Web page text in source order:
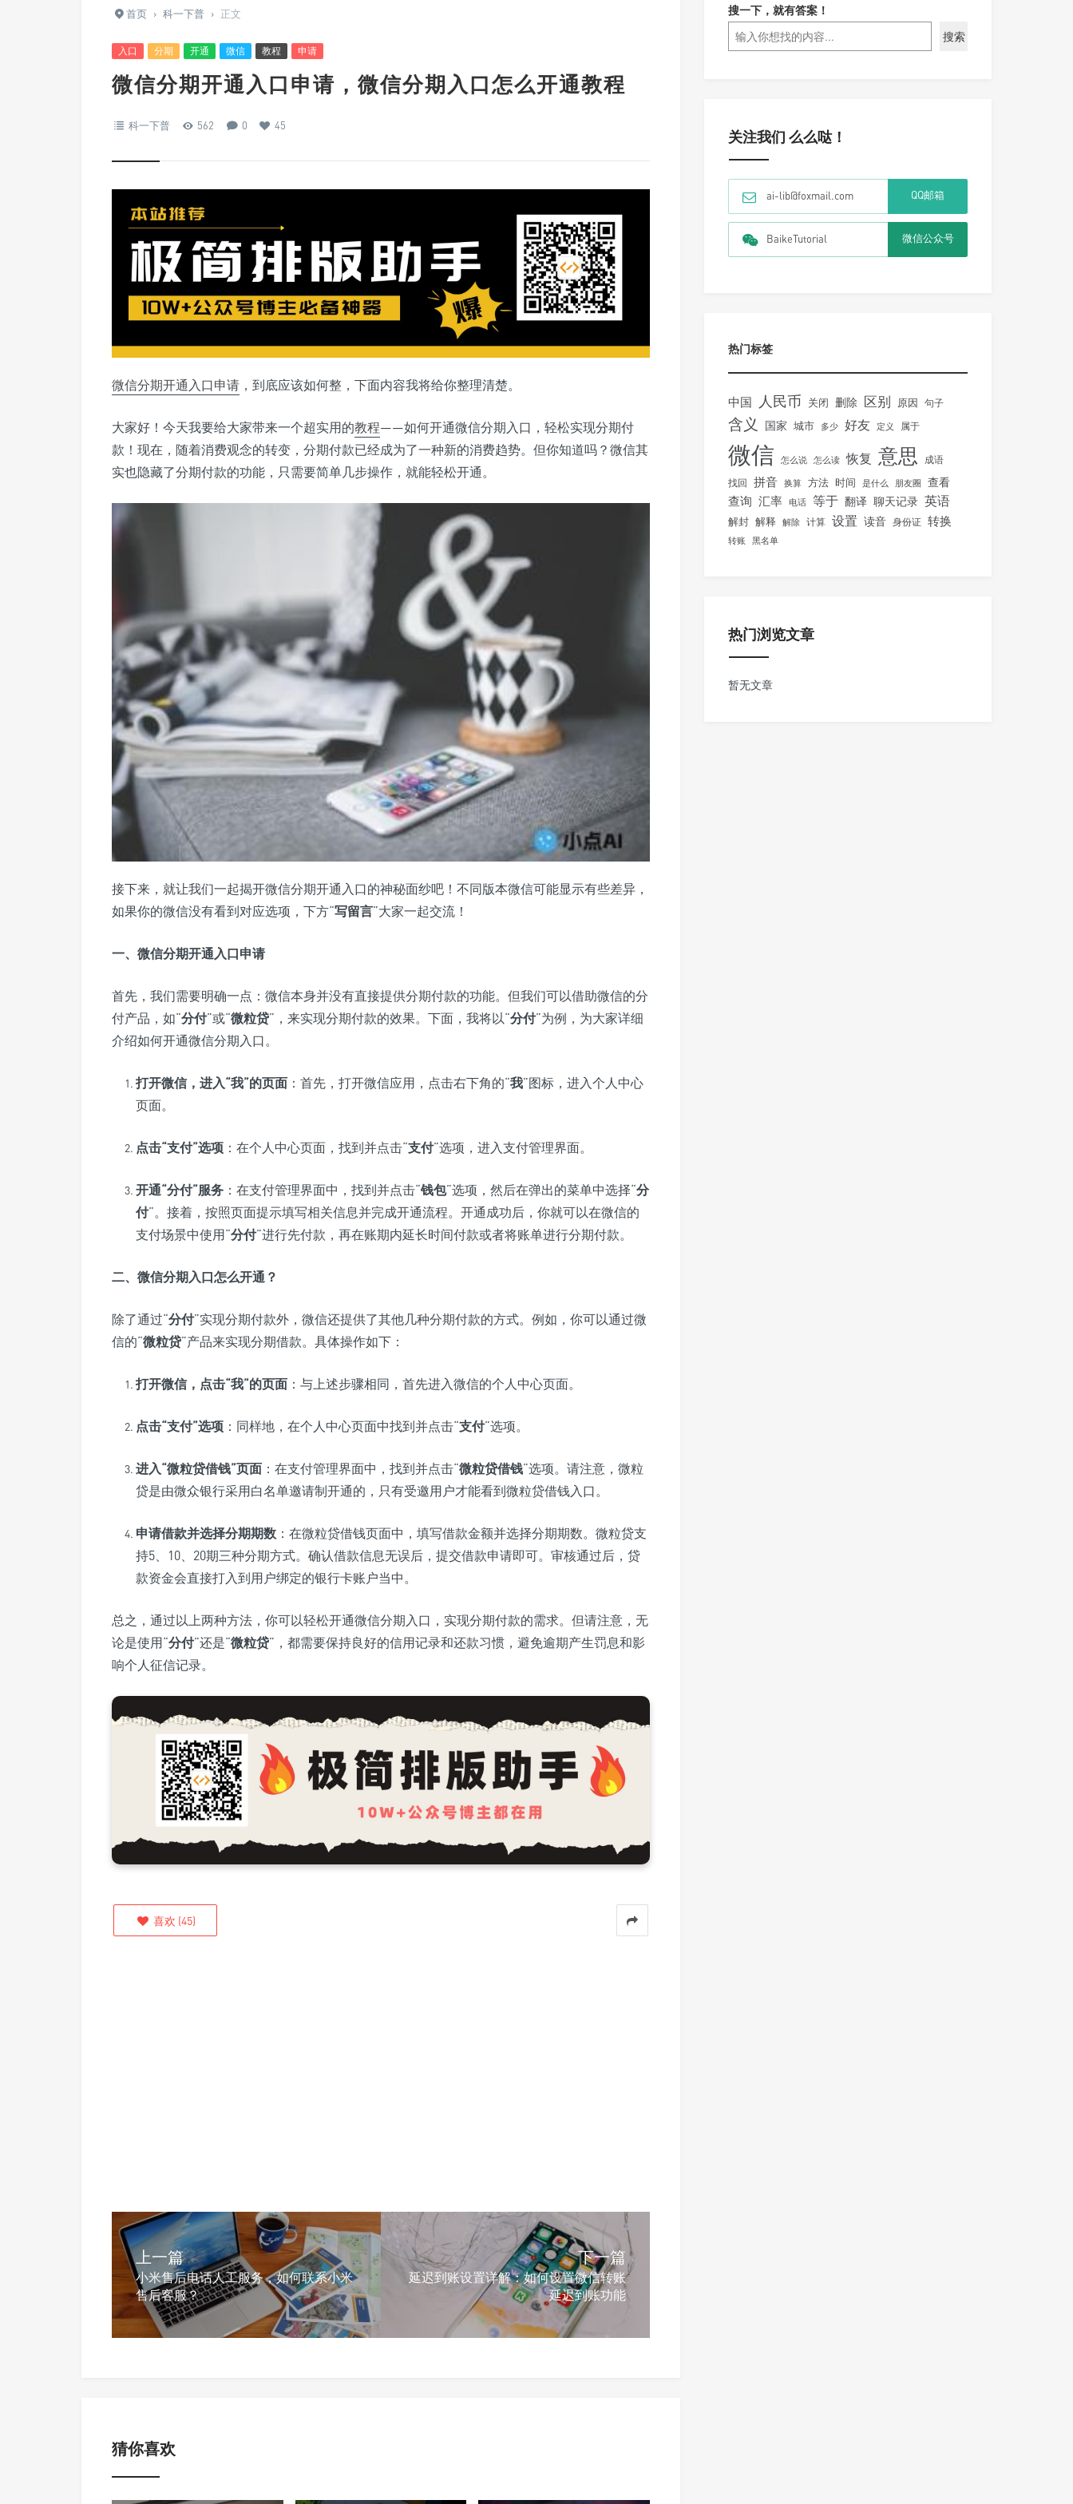
首页 › 科一下普 › 正文
入口 分期 开通 微信 教程 申请
微信分期开通入口申请，微信分期入口怎么开通教程
科一下普 562 0 45
微信分期开通 入口申请 ，到底应该如何整，下面内容我将给你整理清楚。
大家好！今天我要给大家带来一个超实用的教程——如何开通微信分期入口，轻松实现分期付
款！现在，随着消费观念的转变，分期付款已经成为了一种新的消费趋势。但你知道吗？微信其
实也隐藏了分期付款的功能，只需要简单几步操作，就能轻松开通。
接下来，就让我们一起揭开微信分期开通入口的神秘面纱吧！不同版本微信可能显示有些差异，
如果你的微信没有看到对应选项，下方“写留言”大家一起交流！
一、微信分期开通入口申请
首先，我们需要明确一点：微信本身并没有直接提供分期付款的功能。但我们可以借助微信的分
付产品，如“分付”或“微粒贷”，来实现分期付款的效果。下面，我将以“分付”为例，为大家详细
介绍如何开通微信分期入口。
打开微信，进入“我”的页面 ：首先，打开微信应用，点击右下角的“我”图标，进入个人中心
页面。
点击“支付”选项 ：在个人中心页面，找到并点击“支付”选项，进入支付管理界面。
开通“分付”服务 ：在支付管理界面中，找到并点击“钱包”选项，然后在弹出的菜单中选择“分
付”。接着，按照页面提示填写相关信息并完成开通流程。开通成功后，你就可以在微信的
支付场景中使用“分付”进行先付款，再在账期内延长时间付款或者将账单进行分期付款。
二、微信分期入口怎么开通？
除了通过“分付”实现分期付款外，微信还提供了其他几种分期付款的方式。例如，你可以通过微
信的“微粒贷”产品来实现分期借款。具体操作如下：
打开微信，点击“我”的页面 ：与上述步骤相同，首先进入微信的个人中心页面。
点击“支付”选项 ：同样地，在个人中心页面中找到并点击“支付”选项。
进入“微粒贷借钱”页面 ：在支付管理界面中，找到并点击“微粒贷借钱”选项。请注意，微粒
贷是由微众银行采用白名单邀请制开通的，只有受邀用户才能看到微粒贷借钱入口。
申请借款并选择分期期数 ：在微粒贷借钱页面中，填写借款金额并选择分期期数。微粒贷支
持5、10、20期三种分期方式。确认借款信息无误后，提交借款申请即可。审核通过后，贷
款资金会直接打入到用户绑定的银行卡账户当中。
总之，通过以上两种方法，你可以轻松开通微信分期入口，实现分期付款的需求。但请注意，无
论是使用“分付”还是“微粒贷”，都需要保持良好的信用记录和还款习惯，避免逾期产生罚息和影
响个人征信记录。
喜欢 (45)
上一篇
小米售后电话人工服务，如何联系小米
售后客服？
下一篇
延迟到账设置详解：如何设置微信转账
延迟到账功能
猜你喜欢
搜一下，就有答案！
搜索
关注我们 么么哒！
ai-lib@foxmail.com QQ邮箱
BaikeTutorial 微信公众号
热门标签
中国 人民币 关闭 删除 区别 原因 句子
含义 国家 城市 多少 好友 定义 属于
微信 怎么说 怎么读 恢复 意思 成语
找回 拼音 换算 方法 时间 是什么 朋友圈 查看
查询 汇率 电话 等于 翻译 聊天记录 英语
解封 解释 解除 计算 设置 读音 身份证 转换
转账 黑名单
热门浏览文章
暂无文章